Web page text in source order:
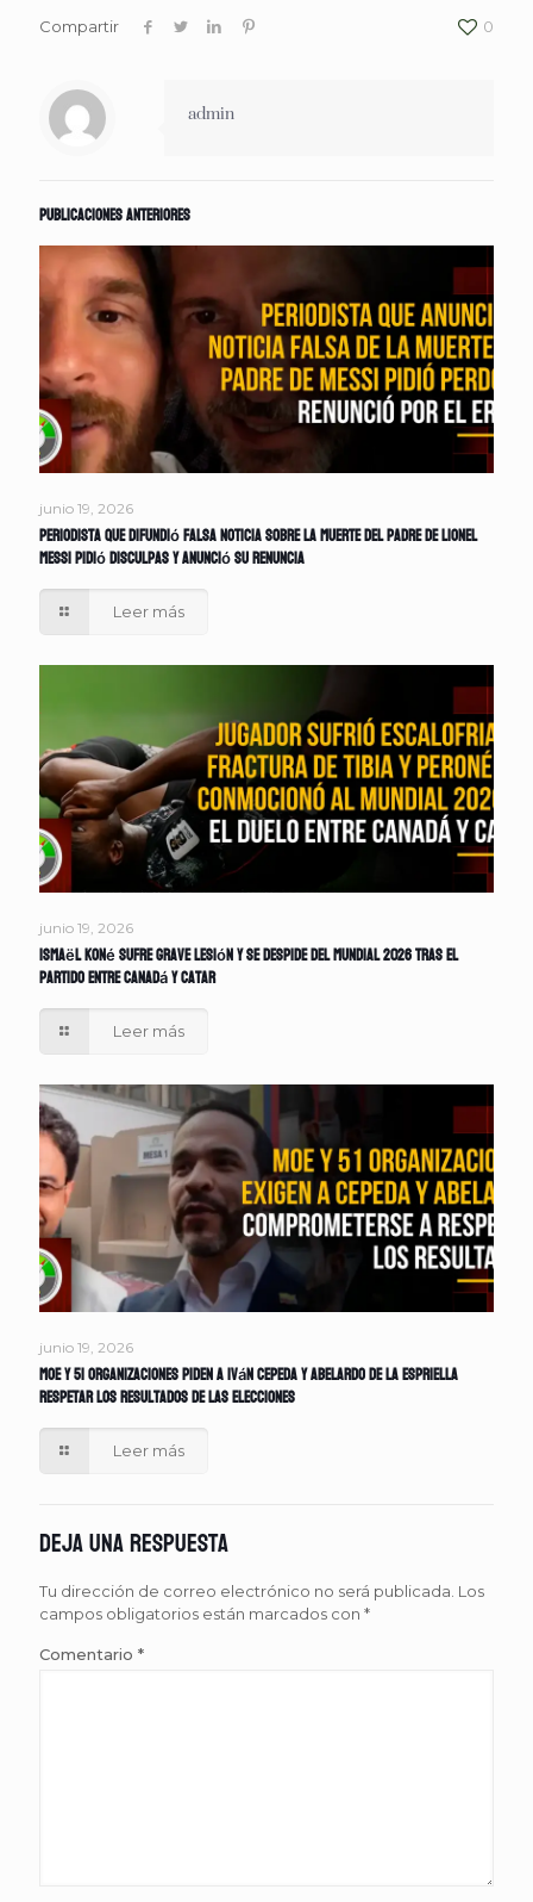
Compartir 0
admin
Publicaciones anteriores
junio 19, 2026
Periodista que difundió falsa noticia sobre la muerte del padre de Lionel
Messi pidió disculpas y anunció su renuncia
Leer más
junio 19, 2026
Ismaël Koné sufre grave lesión y se despide del Mundial 2026 tras el
partido entre Canadá y Catar
Leer más
junio 19, 2026
MOE y 51 organizaciones piden a Iván Cepeda y Abelardo de la Espriella
respetar los resultados de las elecciones
Leer más
Deja una respuesta
Tu dirección de correo electrónico no será publicada. Los
campos obligatorios están marcados con *
Comentario *